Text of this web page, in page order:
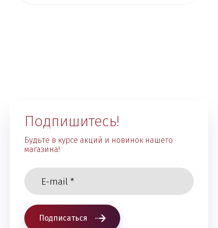
Подпишитесь!
Будьте в курсе акций и новинок нашего
магазина!
Подписаться